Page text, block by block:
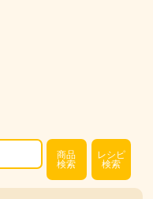
商品
検索
レシピ
検索